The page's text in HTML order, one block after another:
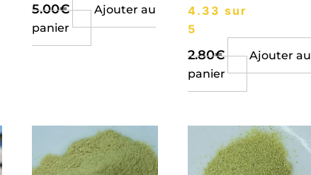
5.00€
Ajouter au
panier
4.33 sur
5
2.80€
Ajouter au
panier
Ce
produit
a